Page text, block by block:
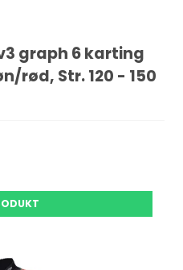
graph 6 karting
rød, Str. 120 - 150